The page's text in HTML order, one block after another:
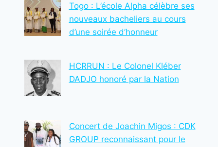
POUR
PROMOTION
2024-
Togo : L’école Alpha célèbre ses
nouveaux bacheliers au cours
d’une soirée d’honneur
HCRRUN : Le Colonel Kléber
DADJO honoré par la Nation
Concert de Joachin Migos : CDK
GROUP reconnaissant pour le